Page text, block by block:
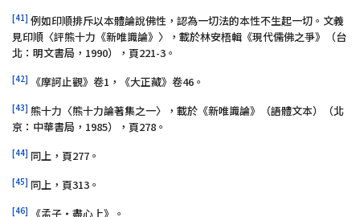
[41] 例如印順排斥以本體論說佛性，認為一切法的本性不生起一切。文義
見印順〈評熊十力《新唯識論》〉，載於林安梧輯《現代儒佛之爭》（台
北：明文書局，1990），頁221-3。
[42] 《摩訶止觀》卷1，《大正藏》卷46。
[43] 熊十力〈熊十力論著集之一〉，載於《新唯識論》（語體文本）（北
京：中華書局，1985），頁278。
[44] 同上，頁277。
[45] 同上，頁313。
[46] 《孟子‧盡心上》。